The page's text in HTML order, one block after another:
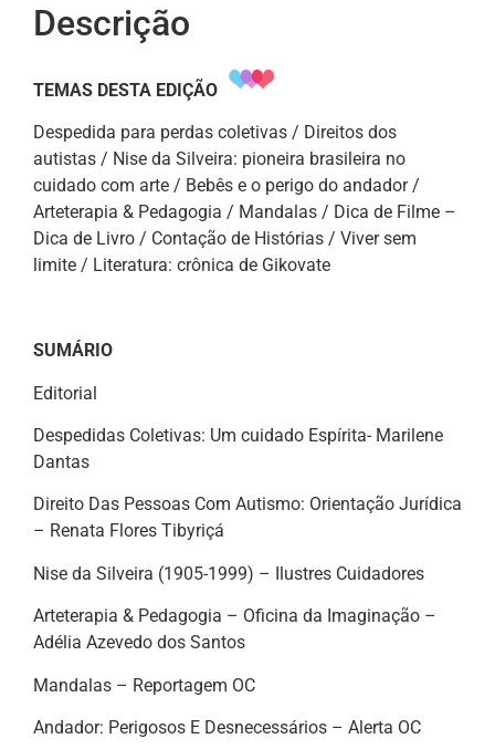
Descrição
TEMAS DESTA EDIÇÃO
Despedida para perdas coletivas / Direitos dos
autistas / Nise da Silveira: pioneira brasileira no
cuidado com arte / Bebês e o perigo do andador /
Arteterapia & Pedagogia / Mandalas / Dica de Filme –
Dica de Livro / Contação de Histórias / Viver sem
limite / Literatura: crônica de Gikovate
SUMÁRIO
Editorial
Despedidas Coletivas: Um cuidado Espírita- Marilene
Dantas
Direito Das Pessoas Com Autismo: Orientação Jurídica
– Renata Flores Tibyriçá
Nise da Silveira (1905-1999) – Ilustres Cuidadores
Arteterapia & Pedagogia – Oficina da Imaginação –
Adélia Azevedo dos Santos
Mandalas – Reportagem OC
Andador: Perigosos E Desnecessários – Alerta OC